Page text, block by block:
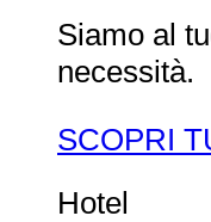
Siamo al
necessità.
SCOPRI
Hotel